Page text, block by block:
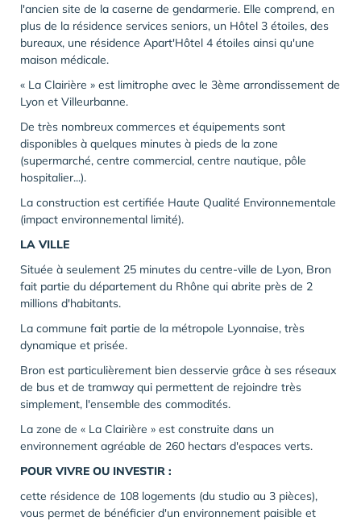
l'ancien site de la caserne de gendarmerie. Elle comprend, en
plus de la résidence services seniors, un Hôtel 3 étoiles, des
bureaux, une résidence Apart'Hôtel 4 étoiles ainsi qu'une
maison médicale.
« La Clairière » est limitrophe avec le 3ème arrondissement de
Lyon et Villeurbanne.
De très nombreux commerces et équipements sont
disponibles à quelques minutes à pieds de la zone
(supermarché, centre commercial, centre nautique, pôle
hospitalier...).
La construction est certifiée Haute Qualité Environnementale
(impact environnemental limité).
LA VILLE
Située à seulement 25 minutes du centre-ville de Lyon, Bron
fait partie du département du Rhône qui abrite près de 2
millions d'habitants.
La commune fait partie de la métropole Lyonnaise, très
dynamique et prisée.
Bron est particulièrement bien desservie grâce à ses réseaux
de bus et de tramway qui permettent de rejoindre très
simplement, l'ensemble des commodités.
La zone de « La Clairière » est construite dans un
environnement agréable de 260 hectars d'espaces verts.
POUR VIVRE OU INVESTIR :
cette résidence de 108 logements (du studio au 3 pièces),
vous permet de bénéficier d'un environnement paisible et